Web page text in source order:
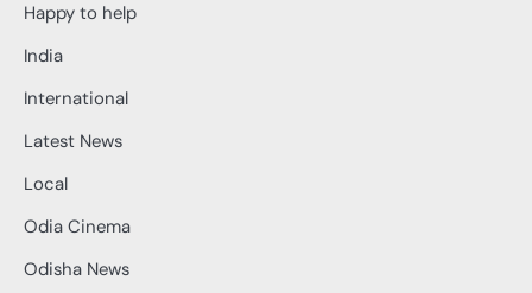
Happy to help
India
International
Latest News
Local
Odia Cinema
Odisha News